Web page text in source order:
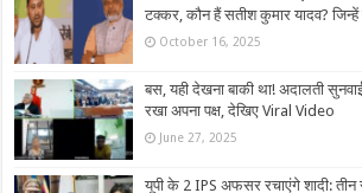
टक्कर, कौन हैं सतीश कुमार यादव? जिन्हें
October 16, 2025
बस, यही देखना बाकी था! अदालती
रखा अपना पक्ष, देखिए Viral Video
June 27, 2025
यूपी के 2 IPS अफसर रचाएंगे शादी: